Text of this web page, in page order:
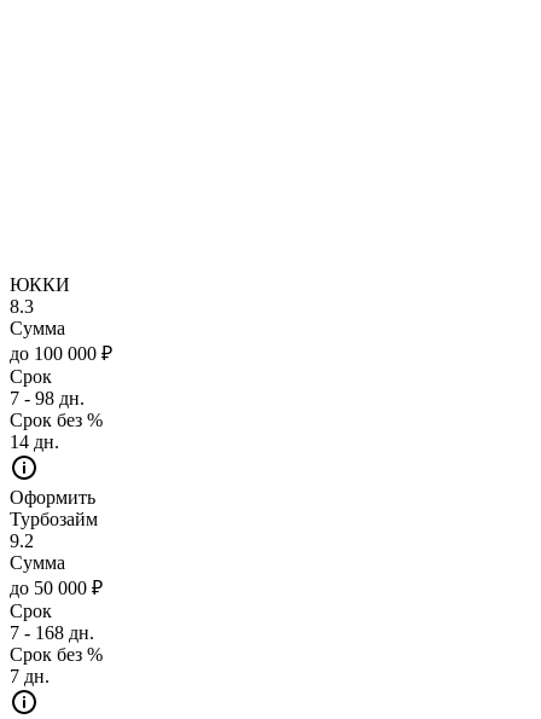
ЮККИ
8.3
Сумма
до 100 000 ₽
Срок
7 - 98 дн.
Срок без %
14 дн.
Оформить
Турбозайм
9.2
Сумма
до 50 000 ₽
Срок
7 - 168 дн.
Срок без %
7 дн.